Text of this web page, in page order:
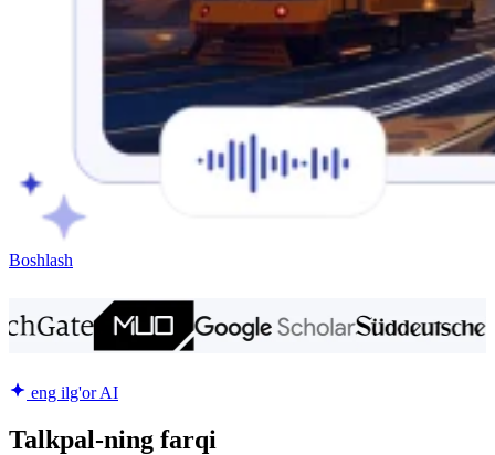
Boshlash
eng ilg'or AI
Talkpal-ning farqi